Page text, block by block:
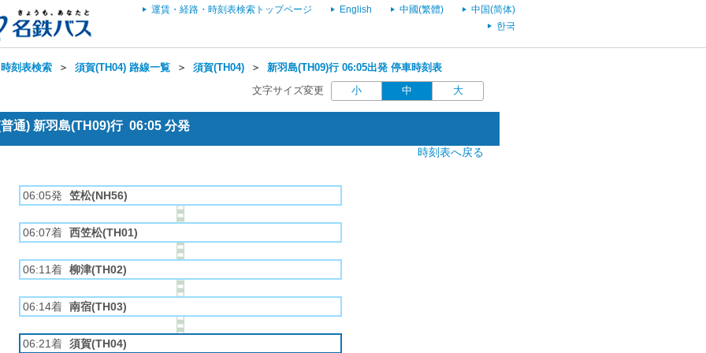
運賃・経路・時刻表検索トップページ English 中國(繁體)
中国(简体)
한국
刻表検索 ＞ 須賀(TH04) 路線一覧 ＞ 須賀(TH04) ＞ 新羽島(TH09)行 06:05出発 停車時刻表
文字サイズ変更 小 中 大
通) 新羽島(TH09)行 06:05 分発
時刻表へ戻る
06:05発 笠松(NH56)
06:07着 西笠松(TH01)
06:11着 柳津(TH02)
06:14着 南宿(TH03)
06:21着 須賀(TH04)